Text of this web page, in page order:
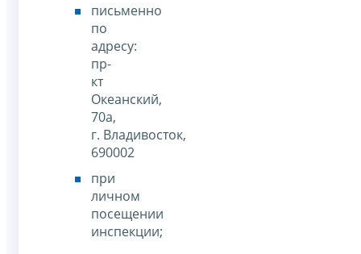
письменно
по
адресу:
пр-
кт
Океанский,
70а,
г. Владивосток,
690002
при
личном
посещении
инспекции;